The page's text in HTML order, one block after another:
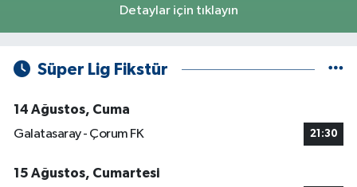
Detaylar için tıklayın
Süper Lig Fikstür
14 Ağustos, Cuma
Galatasaray - Çorum FK
21:30
15 Ağustos, Cumartesi